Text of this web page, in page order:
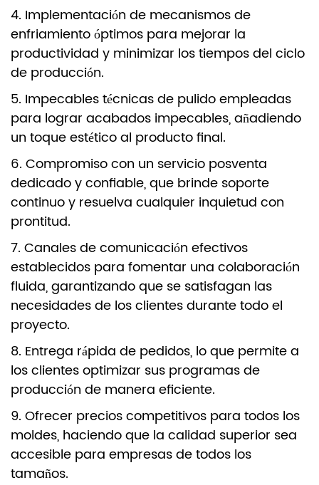
4. Implementación de mecanismos de
enfriamiento óptimos para mejorar la
productividad y minimizar los tiempos del ciclo
de producción.
5. Impecables técnicas de pulido empleadas
para lograr acabados impecables, añadiendo
un toque estético al producto final.
6. Compromiso con un servicio posventa
dedicado y confiable, que brinde soporte
continuo y resuelva cualquier inquietud con
prontitud.
7. Canales de comunicación efectivos
establecidos para fomentar una colaboración
fluida, garantizando que se satisfagan las
necesidades de los clientes durante todo el
proyecto.
8. Entrega rápida de pedidos, lo que permite a
los clientes optimizar sus programas de
producción de manera eficiente.
9. Ofrecer precios competitivos para todos los
moldes, haciendo que la calidad superior sea
accesible para empresas de todos los
tamaños.